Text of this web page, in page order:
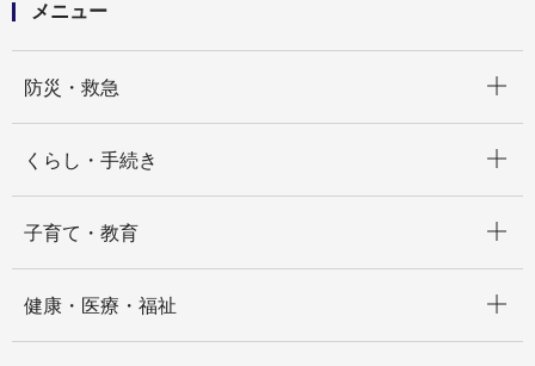
メニュー
防災・救急
くらし・手続き
子育て・教育
健康・医療・福祉